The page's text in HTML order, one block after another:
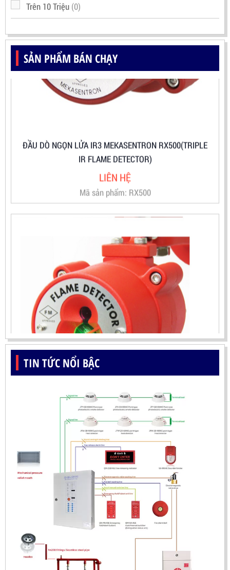
Trên 10 Triệu (0)
SẢN PHẨM BÁN CHẠY
LIÊN HỆ
Mã sản phẩm: RX500
ĐẦU BÁO LỬA UV-IR CHỐNG NỔ-UX150 KOREA
LIÊN HỆ
Mã sản phẩm: UX150
TIN TỨC NỔI BẬC